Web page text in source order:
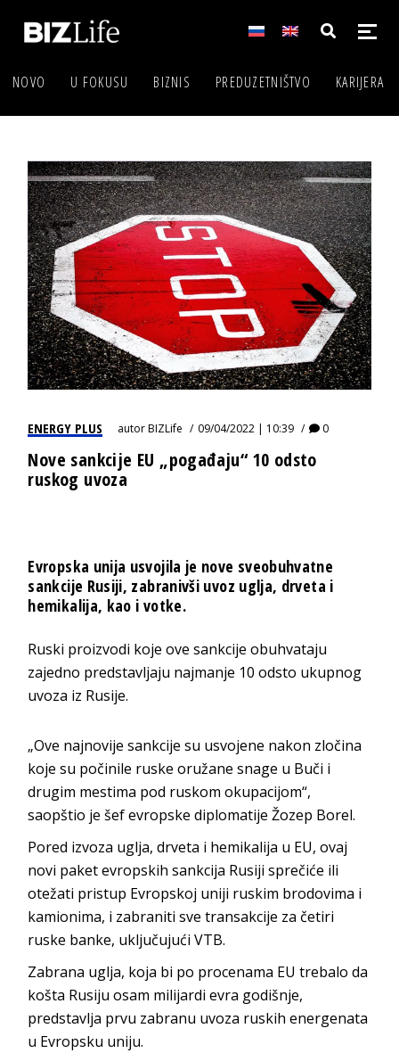
NOVO U FOKUSU BIZNIS PREDUZETNIŠTVO KARIJERA
ENERGY PLUS autorBIZLife 09/04/2022 | 10:39 0
Nove sankcije EU „pogađaju“ 10 odsto
ruskog uvoza
Evropska unija usvojila je nove sveobuhvatne
sankcije Rusiji, zabranivši uvoz uglja, drveta i
hemikalija, kao i votke.
Ruski proizvodi koje ove sankcije obuhvataju
zajedno predstavljaju najmanje 10 odsto ukupnog
uvoza iz Rusije.
„Ove najnovije sankcije su usvojene nakon zločina
koje su počinile ruske oružane snage u Buči i
drugim mestima pod ruskom okupacijom“,
saopštio je šef evropske diplomatije Žozep Borel.
Pored izvoza uglja, drveta i hemikalija u EU, ovaj
novi paket evropskih sankcija Rusiji sprečiće ili
otežati pristup Evropskoj uniji ruskim brodovima i
kamionima, i zabraniti sve transakcije za četiri
ruske banke, uključujući VTB.
Zabrana uglja, koja bi po procenama EU trebalo da
košta Rusiju osam milijardi evra godišnje,
predstavlja prvu zabranu uvoza ruskih energenata
u Evropsku uniju.